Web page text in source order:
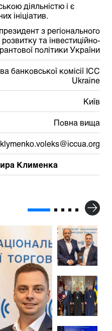
діяльністю і є
ініціатив.
з регіонального
розвитку та інвестиційно-
політики України
банковської комісії ICC
Ukraine
Київ
Повна вища
klymenko.voleks@iccua.org
Клименка